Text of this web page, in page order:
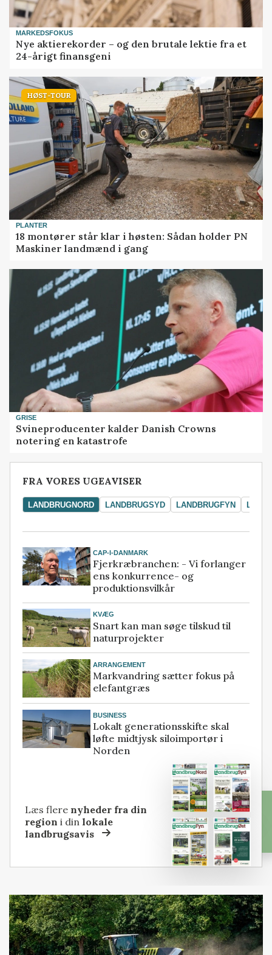
MARKEDSFOKUS
Nye aktierekorder – og den brutale lektie fra et
24-årigt finansgeni
HØST-TOUR
PLANTER
18 montører står klar i høsten: Sådan holder PN
Maskiner landmænd i gang
GRISE
Svineproducenter kalder Danish Crowns
notering en katastrofe
FRA VORES UGEAVISER
LANDBRUGNORD LANDBRUGSYD LANDBRUGFYN
CAP-I-DANMARK
Fjerkræbranchen: - Vi forlanger
ens konkurrence- og
produktionsvilkår
KVÆG
Snart kan man søge tilskud til
naturprojekter
ARRANGEMENT
Markvandring sætter fokus på
elefantgræs
BUSINESS
Lokalt generationsskifte skal
løfte midtjysk siloimportør i
Norden
Læs flere nyheder fra din
region i dinlokale
landbrugsavis